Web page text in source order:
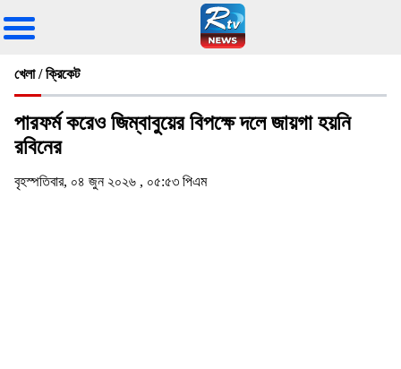
খেলা / ক্রিকেট
পারফর্ম করেও জিম্বাবুয়ের বিপক্ষে দলে জায়গা হয়নি
রবিনের
বৃহস্পতিবার, ০৪ জুন ২০২৬ , ০৫:৫৩ পিএম